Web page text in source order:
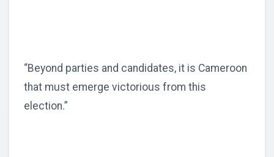
“Beyond parties and candidates, it is Cameroon
that must emerge victorious from this
election.”